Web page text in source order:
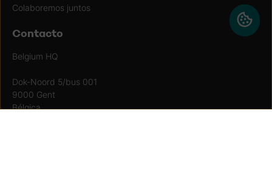
Colaboremos juntos
Contacto
Belgium HQ
Dok-Noord 5/bus 001
9000 Gent
Bélgica